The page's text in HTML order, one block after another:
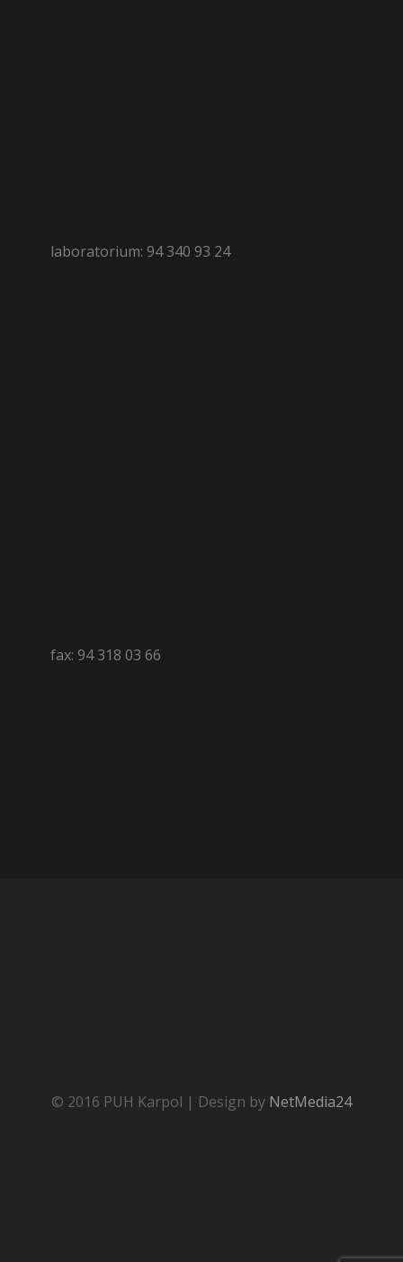
laboratorium: 94 340 93 24
fax: 94 318 03 66
© 2016 PUH Karpol | Design by NetMedia24